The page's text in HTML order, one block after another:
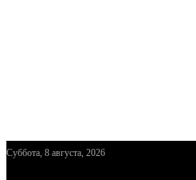
Суббота, 8 августа, 2026